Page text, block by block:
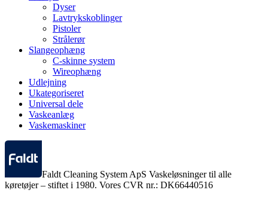
Dyser
Lavtrykskoblinger
Pistoler
Strålerør
Slangeophæng
C-skinne system
Wireophæng
Udlejning
Ukategoriseret
Universal dele
Vaskeanlæg
Vaskemaskiner
Faldt Cleaning System ApS Vaskeløsninger til alle
køretøjer – stiftet i 1980. Vores CVR nr.: DK66440516